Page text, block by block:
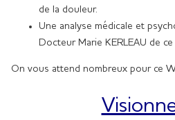
de la douleur.
Une analyse médicale et
Docteur Marie KERLEAU de
On vous attend nombreux pour ce